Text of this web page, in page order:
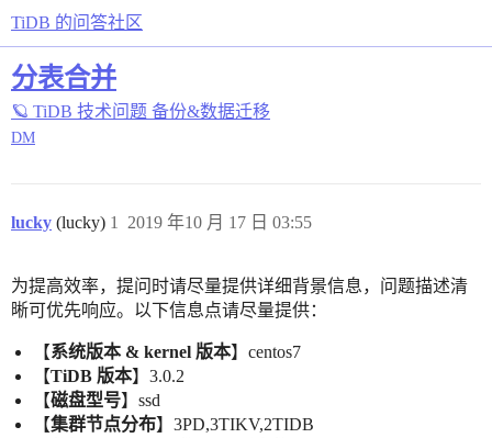
TiDB 的问答社区
分表合并
🪐 TiDB 技术问题 备份&数据迁移
DM
lucky (lucky) 2019 年10 月 17 日 03:55
1
为提高效率，提问时请尽量提供详细背景信息，问题描述清
晰可优先响应。以下信息点请尽量提供：
【系统版本 & kernel 版本】centos7
【TiDB 版本】3.0.2
【磁盘型号】ssd
【集群节点分布】3PD,3TIKV,2TIDB